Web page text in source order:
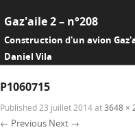
Gaz'aile 2 – n°208
Construction d'un avion
Daniel Vila
P1060715
Published 23 juillet 2014at3648 ×
← Previous Next →